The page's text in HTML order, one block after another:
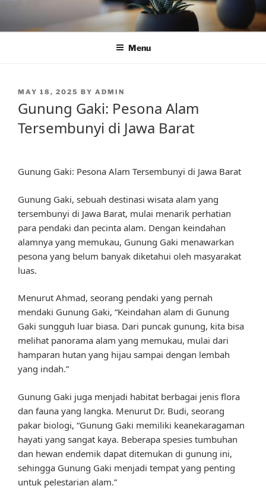
content
Menu
POSTED
MAY 18, 2025 BY ADMIN
Gunung Gaki: Pesona Alam
Tersembunyi di Jawa Barat
Gunung Gaki: Pesona Alam Tersembunyi di Jawa Barat
Gunung Gaki, sebuah destinasi wisata alam yang
tersembunyi di Jawa Barat, mulai menarik perhatian
para pendaki dan pecinta alam. Dengan keindahan
alamnya yang memukau, Gunung Gaki menawarkan
pesona yang belum banyak diketahui oleh masyarakat
luas.
Menurut Ahmad, seorang pendaki yang pernah
mendaki Gunung Gaki, “Keindahan alam di Gunung
Gaki sungguh luar biasa. Dari puncak gunung, kita bisa
melihat panorama alam yang memukau, mulai dari
hamparan hutan yang hijau sampai dengan lembah
yang indah.”
Gunung Gaki juga menjadi habitat berbagai jenis flora
dan fauna yang langka. Menurut Dr. Budi, seorang
pakar biologi, “Gunung Gaki memiliki keanekaragaman
hayati yang sangat kaya. Beberapa spesies tumbuhan
dan hewan endemik dapat ditemukan di gunung ini,
sehingga Gunung Gaki menjadi tempat yang penting
untuk pelestarian alam.”